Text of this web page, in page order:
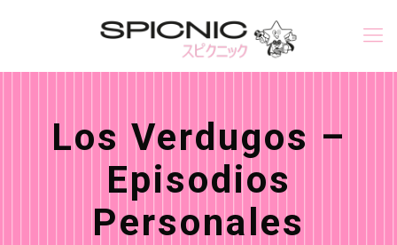
Los Verdugos –
Episodios
Personales